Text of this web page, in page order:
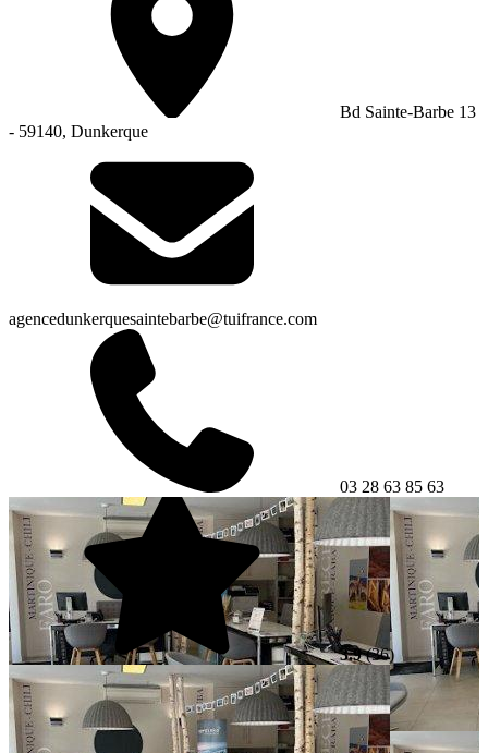
Bd Sainte-Barbe 13
- 59140, Dunkerque
agencedunkerquesaintebarbe@tuifrance.com
03 28 63 85 63
3.9(36)